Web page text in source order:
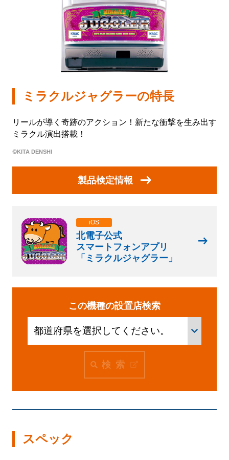
印刷製本機器
会社情報
株式会社北電子
株式会社ゼクロスクリエイティブ
株式会社キタック販売
採用情報
企業活動
SDGs
お楽しみ機能
左側メニュー
ミラクルジャグラーの特長
リールが導く奇跡のアクション！新たな衝撃を生み出す
ミラクル演出搭載！
©KITA DENSHI
製品検定情報
iOS
北電子公式
スマートフォンアプリ
「ミラクルジャグラー」
この機種の設置店検索
検索
スペック